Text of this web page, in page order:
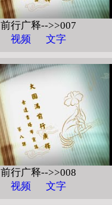
前行广释-->>007
视频
文字
前行广释-->>008
视频
文字